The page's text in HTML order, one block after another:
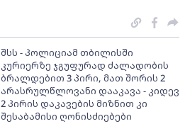
შსს - პოლიციამ თბილისში
კურიერზე ჯგუფურად ძალადობის
ბრალდებით 3 პირი, მათ შორის 2
არასრულწლოვანი დააკავა - კიდევ
2 პირის დაკავების მიზნით კი
შესაბამისი ღონისძიებები